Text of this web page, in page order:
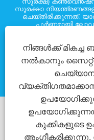
സുരക്ഷാ
ചെയ്തിരിക്കുന്നത്.
പൂർണ്ണമായി
കാലാവസ്ഥയിൽ
പകർപ്പവകാശം @
ഉപകരണങ്ങൾ
നിങ്ങൾക്ക്
നൽകാനും സൈറ്റ്
കുക്കികളുടെ
അംഗീകരിക്കുന്നു.